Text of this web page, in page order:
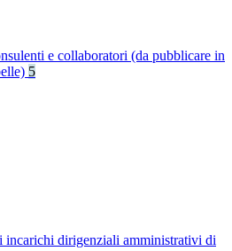
e collaboratori (da pubblicare in
5
incarichi dirigenziali amministrativi di